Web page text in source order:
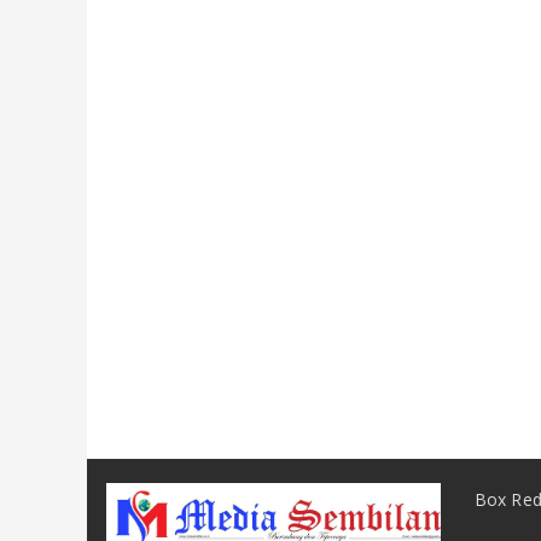
Box